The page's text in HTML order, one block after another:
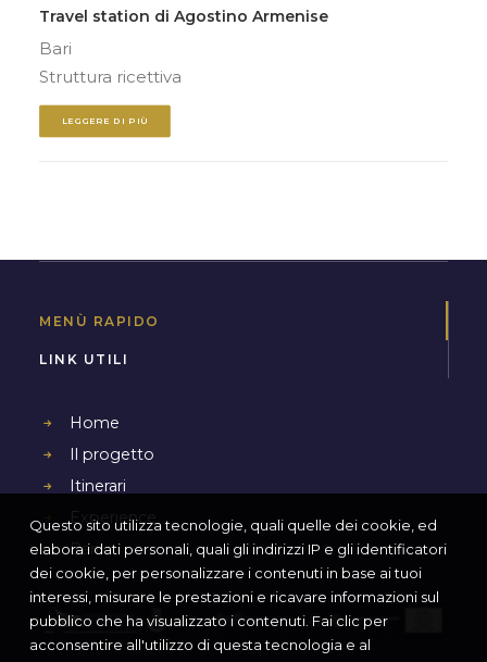
Travel station di Agostino Armenise
Bari
Struttura ricettiva
LEGGERE DI PIÙ
MENÙ RAPIDO
LINK UTILI
Home
Il progetto
Itinerari
Experience
Bari
Questo sito utilizza tecnologie, quali quelle dei cookie, ed
elabora i dati personali, quali gli indirizzi IP e gli identificatori
dei cookie, per personalizzare i contenuti in base ai tuoi
interessi, misurare le prestazioni e ricavare informazioni sul
pubblico che ha visualizzato i contenuti. Fai clic per
acconsentire all'utilizzo di questa tecnologia e al